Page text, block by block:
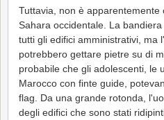
Tuttavia, non è
Sahara occidentale. La
tutti gli edifici amministrativi, ma
potrebbero gettare pietre su di
probabile che gli adolescenti, le
Marocco con finte guide,
flag. Da una grande rotonda,
degli edifici che sono stati